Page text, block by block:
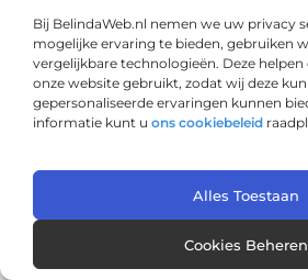
Bij BelindaWeb.nl nemen we uw privacy
mogelijke ervaring te bieden, gebruiken
vergelijkbare technologieën. Deze
onze website gebruikt, zodat wij deze
gepersonaliseerde ervaringen kunnen
informatie kunt u ons cookiebeleid
Alles Toestaan
Cookies Beheren
mediator bent of net begint,
opleidingen kunnen je
Aanbiedingen